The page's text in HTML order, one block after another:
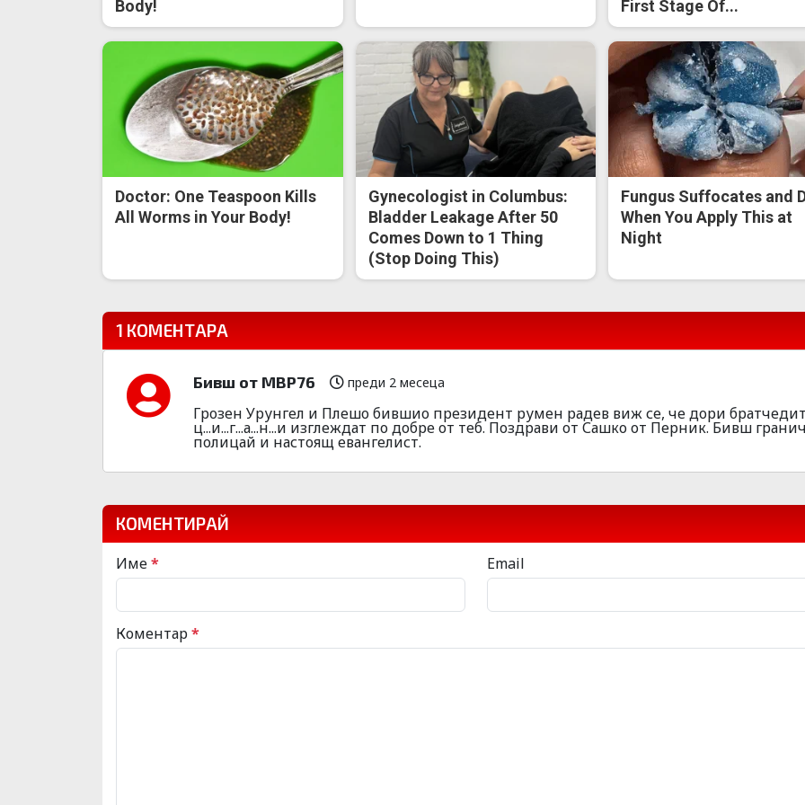
Body! First Stage Of...
Doctor: One Teaspoon Kills
All Worms in Your Body!
Gynecologist in Columbus:
Bladder Leakage After 50
Comes Down to 1 Thing
(Stop Doing This)
Fungus Suffocates and
When You Apply This at
Night
1 КОМЕНТАРА
Бивш от МВР76 преди 2 месеца
Грозен Урунгел и Плешо бившио президент румен радев виж се, че дори
ц...и...г...а...н...и изглеждат по добре от теб. Поздрави от Сашко от Перник. Бивш
полицай и настоящ евангелист.
КОМЕНТИРАЙ
Име* Email
Коментар*